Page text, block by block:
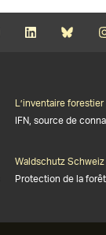
L’inventaire
IFN, source de
Waldschutz Schweiz
Protection de la